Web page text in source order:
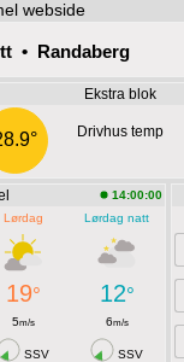
webside
• Randaberg
Ekstra blok
Drivhus temp
14:00:00
Lørdag Lørdag natt
19° 12°
5m/s 6m/s
SSV
SSV